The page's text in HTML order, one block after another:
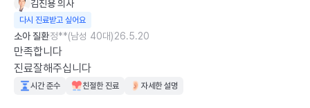
김진용의사
다시 진료받고 싶어요
소아 질환정**(남성 40대)26.5.20
만족합니다
진료잘해주십니다
시간 준수 친절한 진료 자세한 설명